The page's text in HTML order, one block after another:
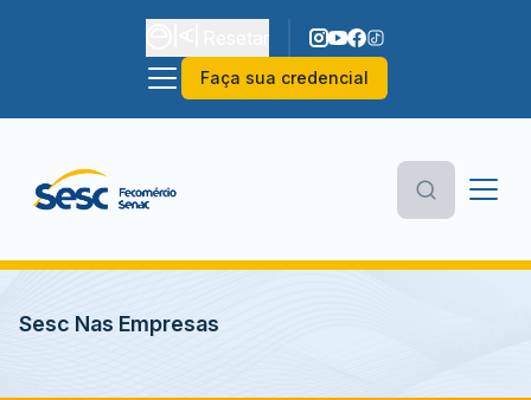
Faça sua credencial
Sesc Nas Empresas